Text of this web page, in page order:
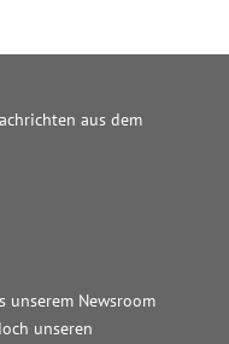
aus dem
unserem Newsroom
unseren